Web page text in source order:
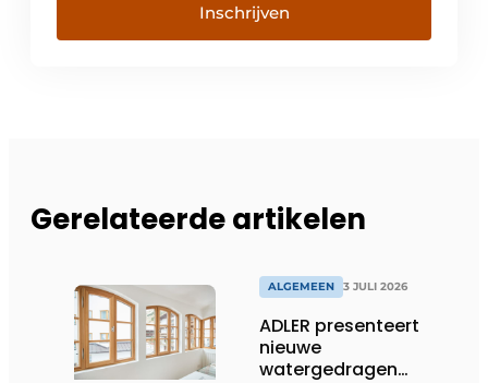
Inschrijven
Gerelateerde artikelen
ALGEMEEN 3 JULI 2026
ADLER presenteert
nieuwe
watergedragen